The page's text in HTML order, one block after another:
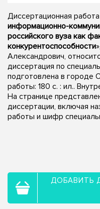
Диссертационная
информационно-
российского вуза как
конкурентоспособности
Александрович,
диссертация по
подготовлена в городе
работы: 180 с. : ил..
На странице
диссертации, включая
работы и шифр
ДОБАВИТЬ